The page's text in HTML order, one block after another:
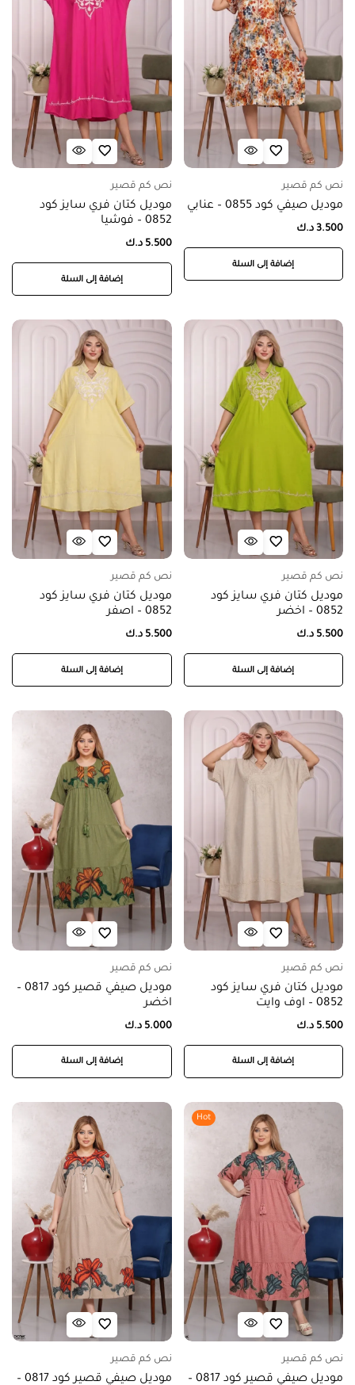
نص كم قصير
موديل صيفي كود 0855 – عنابي
3.500 د.ك
إضافة إلى السلة
نص كم قصير
موديل كتان فري سايز كود
0852 – فوشيا
5.500 د.ك
إضافة إلى السلة
نص كم قصير
موديل كتان فري سايز كود
0852 – اخضر
5.500 د.ك
إضافة إلى السلة
نص كم قصير
موديل كتان فري سايز كود
0852 – اصفر
5.500 د.ك
إضافة إلى السلة
نص كم قصير
موديل كتان فري سايز كود
0852 – اوف وايت
5.500 د.ك
إضافة إلى السلة
نص كم قصير
موديل صيفي قصير كود 0817 –
اخضر
5.000 د.ك
إضافة إلى السلة
Hot
نص كم قصير
موديل صيفي قصير كود 0817 –
نص كم قصير
موديل صيفي قصير كود 0817 –